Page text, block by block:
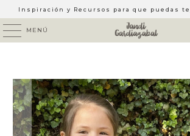
Inspiración y Recursos para que puedas
MENÚ